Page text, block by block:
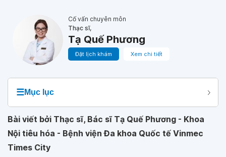
Cố vấn chuyên môn
Thạc sĩ,
Tạ Quế Phương
Đặt lịch khám Xem chi tiết
☰Mục lục
Bài viết bởi Thạc sĩ, Bác sĩ Tạ Quế Phương - Khoa
Nội tiêu hóa - Bệnh viện Đa khoa Quốc tế Vinmec
Times City